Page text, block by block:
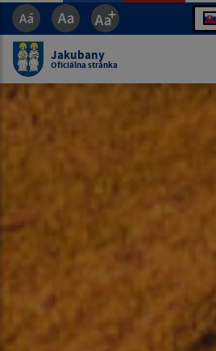
Jakubany
Oficiálna stránka